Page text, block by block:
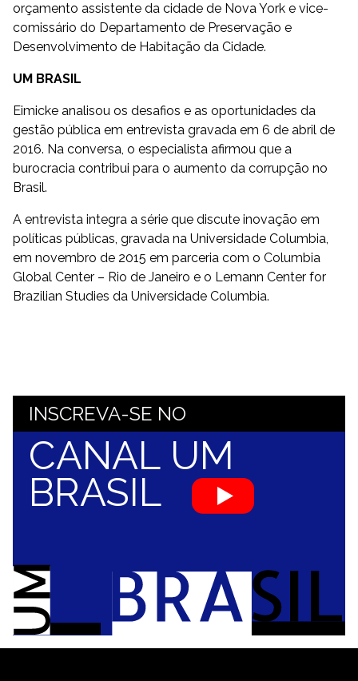
orçamento assistente da cidade de Nova York e vice-
comissário do Departamento de Preservação e
Desenvolvimento de Habitação da Cidade.
UM BRASIL
Eimicke analisou os desafios e as oportunidades da
gestão pública em entrevista gravada em 6 de abril de
2016. Na conversa, o especialista afirmou que a
burocracia contribui para o aumento da corrupção no
Brasil.
A entrevista integra a série que discute inovação em
políticas públicas, gravada na Universidade Columbia,
em novembro de 2015 em parceria com o Columbia
Global Center – Rio de Janeiro e o Lemann Center for
Brazilian Studies da Universidade Columbia.
INSCREVA-SE NO
CANAL UM
BRASIL